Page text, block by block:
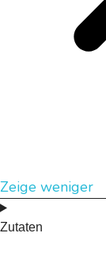
Zeige weniger
Zutaten